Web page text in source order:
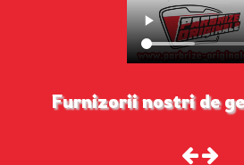
Furnizorii nostri de